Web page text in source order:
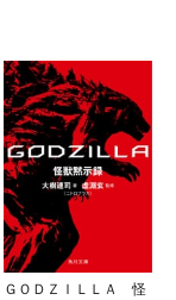
ＧＯＤＺＩＬＬＡ 怪